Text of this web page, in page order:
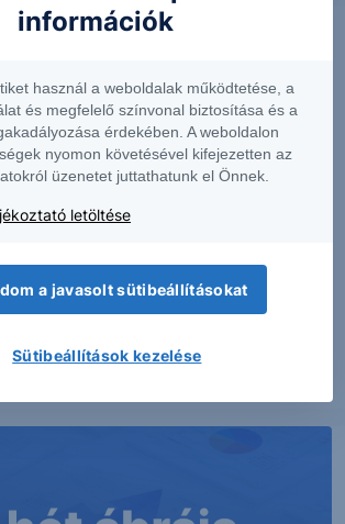
második negyedéve
információk
használ a weboldalak működtetése, a
és megfelelő színvonal biztosítása és a
érdekében. A weboldalon
nyomon követésével kifejezetten az
üzenetet juttathatunk el Önnek.
letöltése
a javasolt sütibeállításokat
Sütibeállítások kezelése